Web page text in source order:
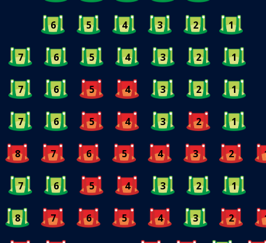
6 5 4 3 2 1
7 6 5 4 3 2 1
7 6 5 4 3 2 1
7 6 5 4 3 2 1
8 7 6 5 4 3 2
7 6 5 4 3 2 1
8 7 6 5 4 3 2